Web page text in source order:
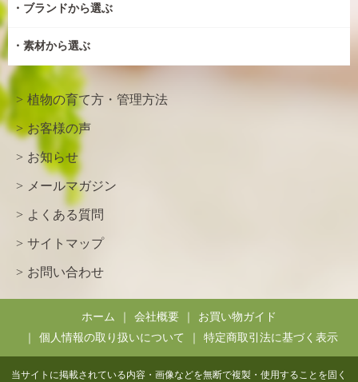
ブランドから選ぶ
素材から選ぶ
植物の育て方・管理方法
お客様の声
お知らせ
メールマガジン
よくある質問
サイトマップ
お問い合わせ
ホーム 会社概要
お買い物ガイド
個人情報の取り扱いについて
特定商取引法に基づく表示
当サイトに掲載されている内容・画像などを無断で複製・使用することを固く